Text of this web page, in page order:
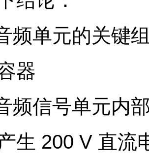
频单元的关键
器
频信号单元内
产生 200 V 直流